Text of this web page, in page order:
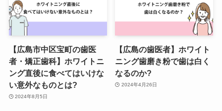
【広島市中区宝町の歯医
者・矯正歯科】ホワイトニ
ング直後に食べてはいけな
い意外なものとは?
2024年8月5日
【広島の歯医者】ホワイト
ニング歯磨き粉で歯は白く
なるのか?
2024年4月26日